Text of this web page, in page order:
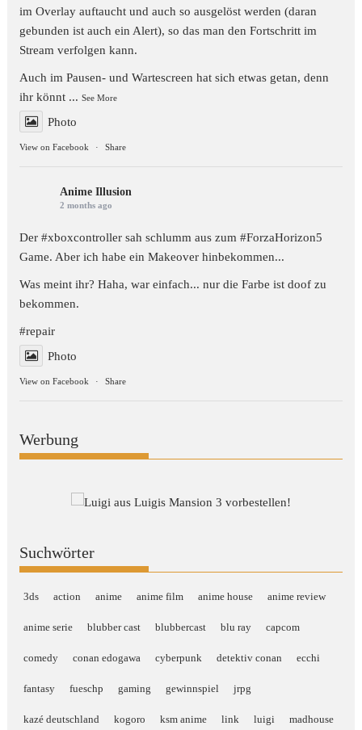
im Overlay auftaucht und auch so ausgelöst werden (daran
gebunden ist auch ein Alert), so das man den Fortschritt im
Stream verfolgen kann.
Auch im Pausen- und Wartescreen hat sich etwas getan, denn
ihr könnt ...See More
Photo
View on Facebook · Share
Anime Illusion
2 months ago
Der#xboxcontroller sah schlumm aus zum#ForzaHorizon5
Game. Aber ich habe ein Makeover hinbekommen...
Was meint ihr? Haha, war einfach... nur die Farbe ist doof zu
bekommen.
#repair
Photo
View on Facebook · Share
Werbung
Suchwörter
3ds action anime anime film anime house anime review
anime serie blubber cast blubbercast blu ray capcom
comedy conan edogawa cyberpunk detektiv conan ecchi
fantasy fueschp gaming gewinnspiel jrpg
kazé deutschland kogoro ksm anime link luigi madhouse